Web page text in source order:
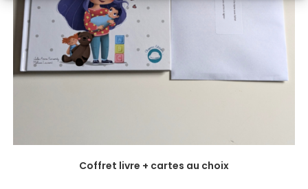
Coffret livre + cartes au choix